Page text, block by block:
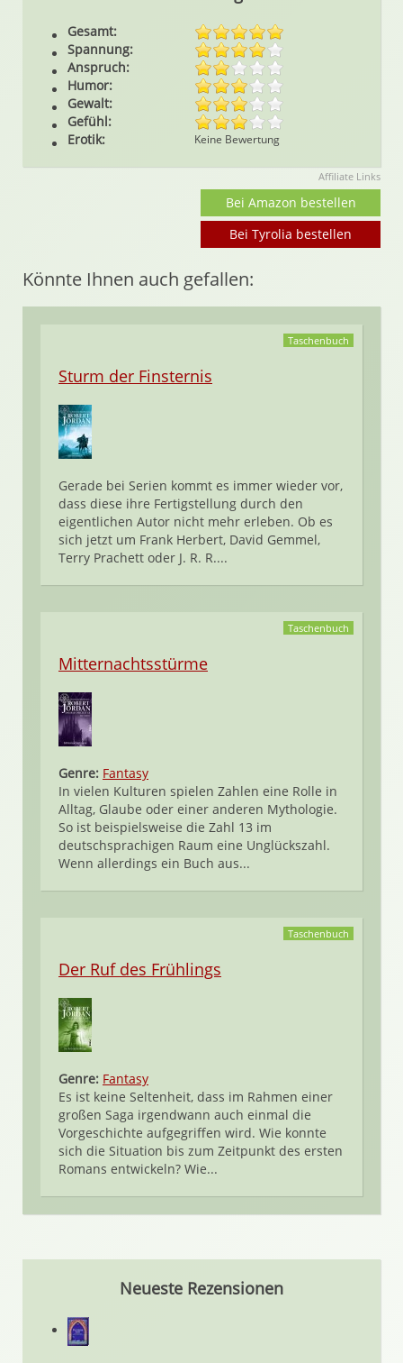
Gesamt:
Spannung:
Anspruch:
Humor:
Gewalt:
Gefühl:
Erotik:
Keine Bewertung
Affiliate Links
Bei Amazon bestellen
Bei Tyrolia bestellen
Könnte Ihnen auch gefallen:
Taschenbuch
Sturm der Finsternis
Gerade bei Serien kommt es immer wieder vor,
dass diese ihre Fertigstellung durch den
eigentlichen Autor nicht mehr erleben. Ob es
sich jetzt um Frank Herbert, David Gemmel,
Terry Prachett oder J. R. R....
Taschenbuch
Mitternachtsstürme
Genre: Fantasy
In vielen Kulturen spielen Zahlen eine Rolle in
Alltag, Glaube oder einer anderen Mythologie.
So ist beispielsweise die Zahl 13 im
deutschsprachigen Raum eine Unglückszahl.
Wenn allerdings ein Buch aus...
Taschenbuch
Der Ruf des Frühlings
Genre: Fantasy
Es ist keine Seltenheit, dass im Rahmen einer
großen Saga irgendwann auch einmal die
Vorgeschichte aufgegriffen wird. Wie konnte
sich die Situation bis zum Zeitpunkt des ersten
Romans entwickeln? Wie...
Neueste Rezensionen